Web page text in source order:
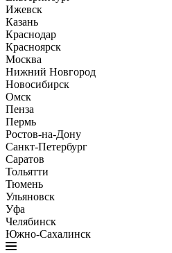
Ижевск
Казань
Краснодар
Красноярск
Москва
Нижний Новгород
Новосибирск
Омск
Пенза
Пермь
Ростов-на-Дону
Санкт-Петербург
Саратов
Тольятти
Тюмень
Ульяновск
Уфа
Челябинск
Южно-Сахалинск